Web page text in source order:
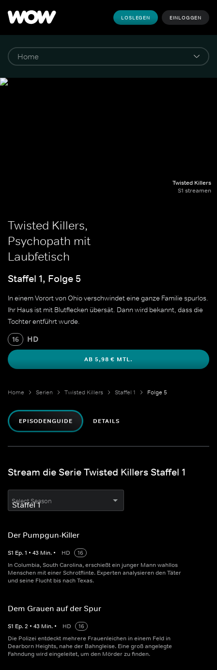
LOSLEGEN EINLOGGEN
Twisted Killers
S1 streamen
Twisted Killers,
Psychopath mit
Laubfetisch
Staffel 1, Folge 5
In einem Vorort von Ohio verschwindet eine ganze Familie spurlos.
Ihr Haus ist mit Blutflecken übersät. Dann wird bekannt, dass die
Tochter entführt wurde.
16 HD
AB 5,98 € MTL.
Home Serien Twisted Killers Staffel 1 Folge 5
EPISODENGUIDE DETAILS
Stream die Serie Twisted Killers Staffel 1
Select Season
Der Pumpgun-Killer
S1 Ep.1 • 43 Min. • HD
16
In Columbia, South Carolina, erschießt ein junger Mann wahllos
Menschen mit einer Schrotflinte. Experten analysieren den Täter
und seine Flucht bis nach Texas.
Dem Grauen auf der Spur
S1 Ep.2 • 43 Min. • HD
16
Die Polizei entdeckt mehrere Frauenleichen in einem Feld in
Dearborn Heights, nahe der Bahngleise. Eine groß angelegte
Fahndung wird eingeleitet, um den Mörder zu finden.